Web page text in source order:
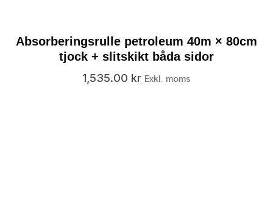
Absorberingsrulle petroleum 40m × 80cm
tjock + slitskikt båda sidor
1,535.00 kr Exkl. moms